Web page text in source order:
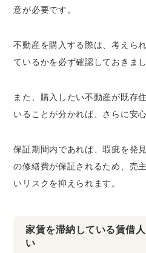
意が必要です。
不動産を購入する際は、考えら
ているかを必ず確認しておきまし
また、購入したい不動産が既存
いることが分かれば、さらに安心
保証期間内であれば、瑕疵を発
の修繕費が保証されるため、売
いリスクを抑えられます。
家賃を滞納している賃借
い